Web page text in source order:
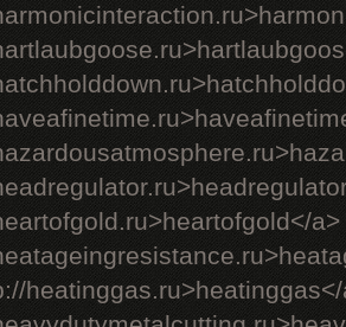
a>